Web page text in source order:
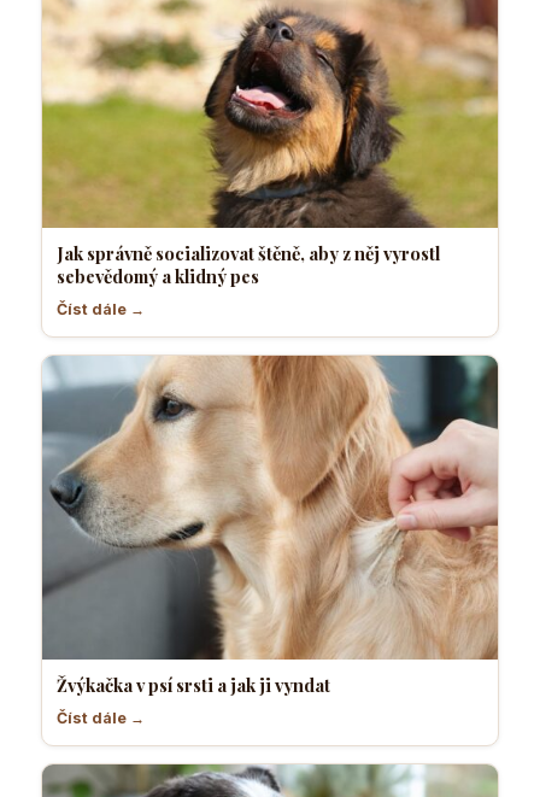
Jak správně socializovat štěně, aby z něj vyrostl
sebevědomý a klidný pes
Číst dále →
Žvýkačka v psí srsti a jak ji vyndat
Číst dále →